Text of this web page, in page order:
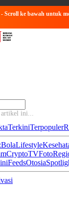
Scroll ke bawah untuk
artik
TerkiniTerpopuler
BolaLifestyle
CryptoTVFoto
FeedsOtosia